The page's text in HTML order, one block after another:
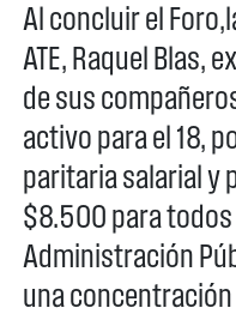
Al concluir el
ATE, Raquel Blas,
de sus
activo para el 18,
paritaria salarial y
$8.500 para
Administración
una concentración